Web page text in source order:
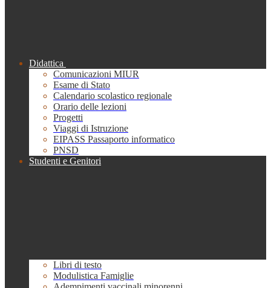
Didattica
Comunicazioni MIUR
Esame di Stato
Calendario scolastico regionale
Orario delle lezioni
Progetti
Viaggi di Istruzione
EIPASS Passaporto informatico
PNSD
Studenti e Genitori
Libri di testo
Modulistica Famiglie